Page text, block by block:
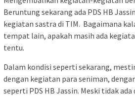
Beruntung sekarang ada PDS HB
kegiatan sastra di TIM. Bagaimana
tempat lain, apakah masih ada
tentu.
Dalam kondisi seperti sekarang,
dengan kegiatan para seniman,
seperti PDS HB Jassin. Meski tidak ada